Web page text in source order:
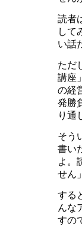
読者
して
い話
ただ
講座
の経
発勝
り通
そう
書い
よ。
せん
する
んな
すの